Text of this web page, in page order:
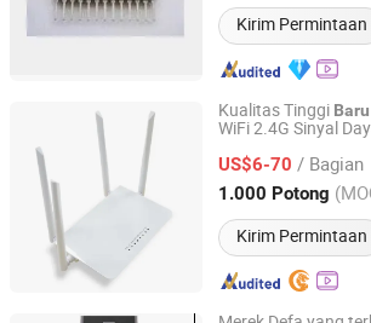
Kirim Permintaan
Kualitas Tinggi Baru
WiFi 2.4G Sinyal
US$6-70 / Bagian
1.000 Potong
Kirim Permintaan
Hubei Chenyu Photoelectric Technology
Hubei, China Harga mulai